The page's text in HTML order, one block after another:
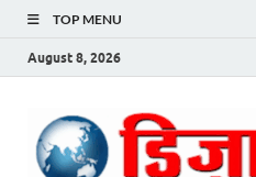
TOP MENU
August 8, 2026